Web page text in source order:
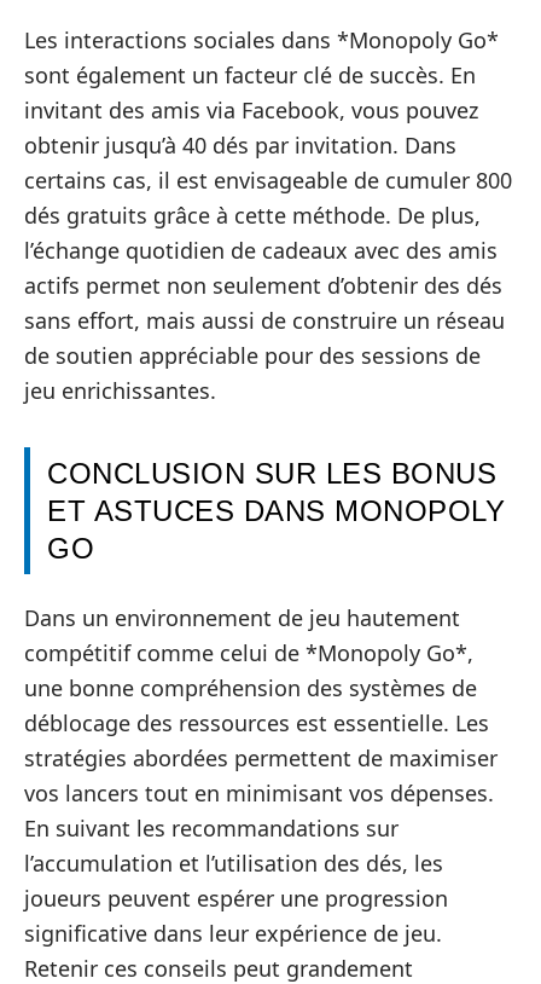
Les interactions sociales dans *Monopoly Go*
sont également un facteur clé de succès. En
invitant des amis via Facebook, vous pouvez
obtenir jusqu’à 40 dés par invitation. Dans
certains cas, il est envisageable de cumuler 800
dés gratuits grâce à cette méthode. De plus,
l’échange quotidien de cadeaux avec des amis
actifs permet non seulement d’obtenir des dés
sans effort, mais aussi de construire un réseau
de soutien appréciable pour des sessions de
jeu enrichissantes.
CONCLUSION SUR LES BONUS
ET ASTUCES DANS MONOPOLY
GO
Dans un environnement de jeu hautement
compétitif comme celui de *Monopoly Go*,
une bonne compréhension des systèmes de
déblocage des ressources est essentielle. Les
stratégies abordées permettent de maximiser
vos lancers tout en minimisant vos dépenses.
En suivant les recommandations sur
l’accumulation et l’utilisation des dés, les
joueurs peuvent espérer une progression
significative dans leur expérience de jeu.
Retenir ces conseils peut grandement